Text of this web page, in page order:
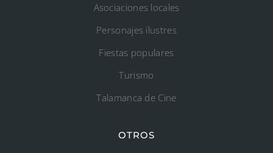
Asociaciones locales
Personajes ilustres
Fiestas populares
Turismo
Talamanca de Cine
OTROS